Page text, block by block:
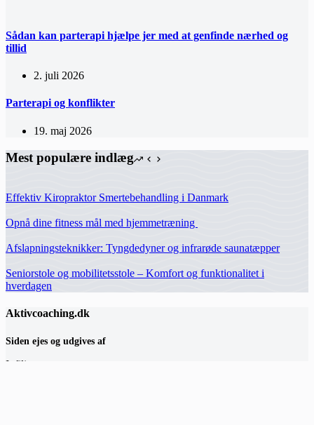
Sådan kan parterapi hjælpe jer med at genfinde nærhed og
tillid
2. juli 2026
Parterapi og konflikter
19. maj 2026
Mest populære indlæg
Effektiv Kiropraktor Smertebehandling i Danmark
Opnå dine fitness mål med hjemmetræning
Afslapningsteknikker: Tyngdedyner og infrarøde saunatæpper
Seniorstole og mobilitetsstole – Komfort og funktionalitet i
hverdagen
Aktivcoaching.dk
Siden ejes og udgives af
Infili